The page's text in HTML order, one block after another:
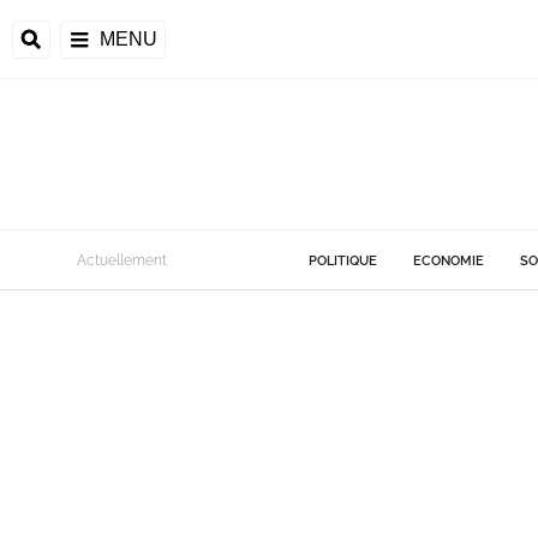
MENU
Actuellement POLITIQUE ECONOMIE